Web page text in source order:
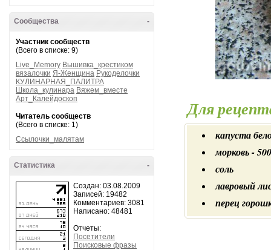
-
Сообщества
Участник сообществ
(Всего в списке: 9)
Live_Memory Вышивка_крестиком
вязалочки Я-Женщина Рукоделочки
КУЛИНАРНАЯ_ПАЛИТРА
Школа_кулинара Вяжем_вместе
Арт_Калейдоскоп
Читатель сообществ
(Всего в списке: 1)
Ссылочки_малятам
-
Статистика
Создан: 03.08.2009
Записей: 19482
Комментариев: 3081
Написано: 48481
Отчеты:
Посетители
Поисковые фразы
Для
капуста
морковь -
соль
лавровый
перец